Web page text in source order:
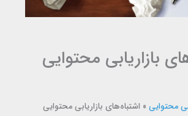
بازاریابی محتوایی
محتوایی » اشتباه‌های بازاریابی محتوایی